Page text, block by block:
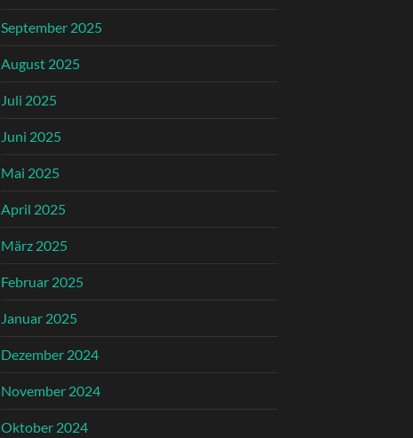
September 2025
August 2025
Juli 2025
Juni 2025
Mai 2025
April 2025
März 2025
Februar 2025
Januar 2025
Dezember 2024
November 2024
Oktober 2024